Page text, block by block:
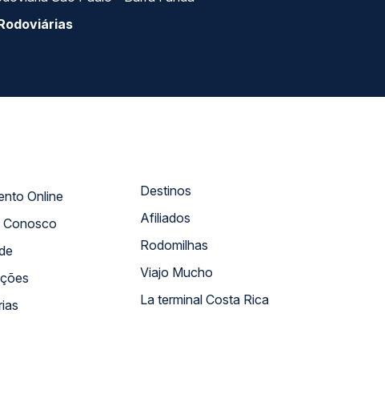
Atendimento Online
Conosco
Destinos
Afiliados
Rodomilhas
Viajo Mucho
La terminal Costa Rica